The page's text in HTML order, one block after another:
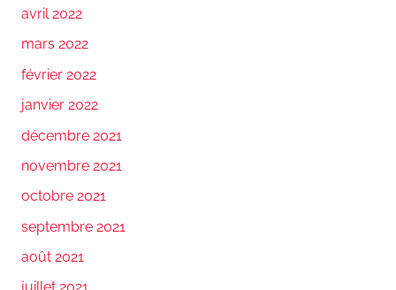
avril 2022
mars 2022
février 2022
janvier 2022
décembre 2021
novembre 2021
octobre 2021
septembre 2021
août 2021